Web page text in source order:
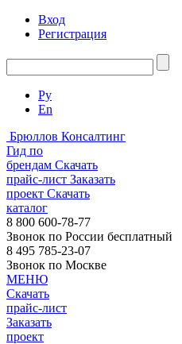
Вход
Регистрация
Ру
En
Брюллов Консалтинг
Гид по
брендам Скачать
прайс-лист Заказать
проект Скачать
каталог
8 800 600-78-77
Звонок по России бесплатный
8 495 785-23-07
Звонок по Москве
МЕНЮ
Скачать
прайс-лист
Заказать
проект